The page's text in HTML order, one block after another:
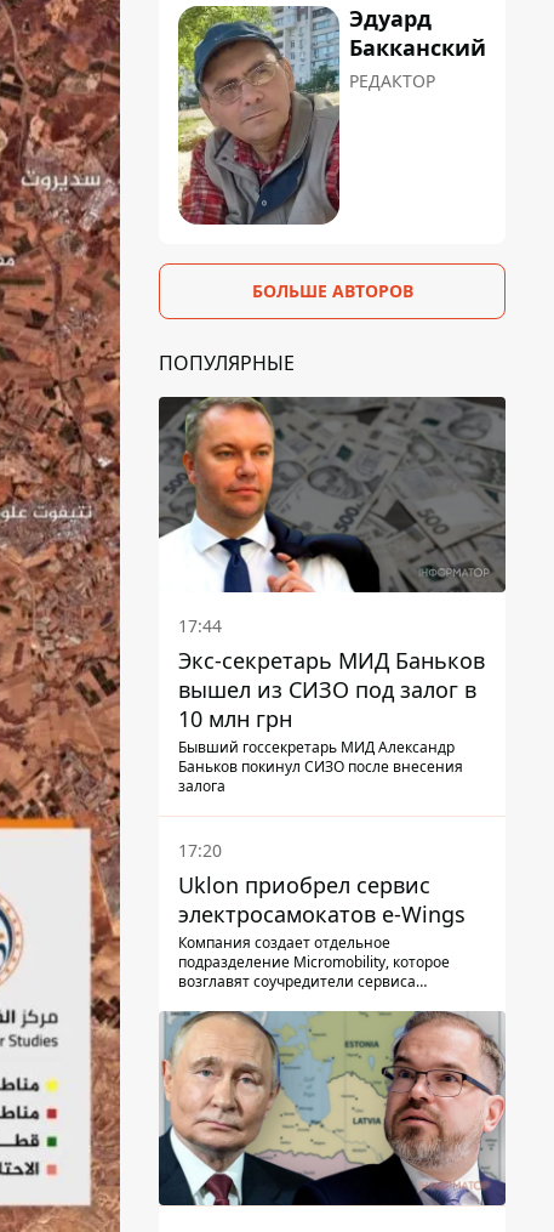
Эдуард
Бакканский
РЕДАКТОР
БОЛЬШЕ АВТОРОВ
ПОПУЛЯРНЫЕ
17:44
Экс-секретарь МИД Баньков
вышел из СИЗО под залог в
10 млн грн
Бывший госсекретарь МИД Александр
Баньков покинул СИЗО после внесения
залога
17:20
Uklon приобрел сервис
электросамокатов e-Wings
Компания создает отдельное
подразделение Micromobility, которое
возглавят соучредители сервиса